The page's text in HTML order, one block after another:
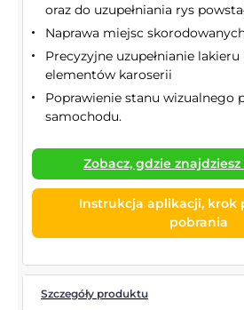
oraz do uzupełniania rys
Naprawa miejsc
Precyzyjne uzupełnianie
elementów karoserii
Poprawienie stanu wizualnego
samochodu.
Zobacz, gdzie
Instrukcja aplikacji, krok
pobrania
Szczegóły produktu